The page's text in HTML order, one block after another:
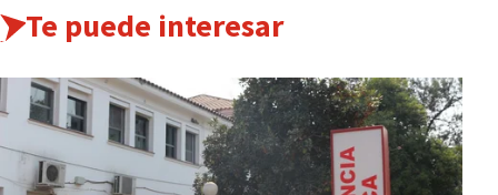
Te puede interesar